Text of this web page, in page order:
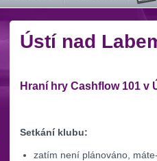
Ústí nad
Hraní hry Cashflow 101 v
Setkání klubu:
zatím není plánováno,